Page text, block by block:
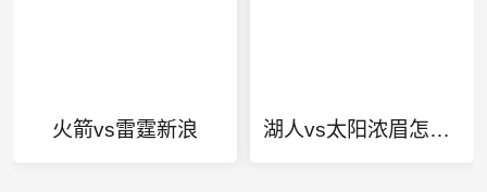
火箭vs雷霆新浪 湖人vs太阳浓眉怎么没上